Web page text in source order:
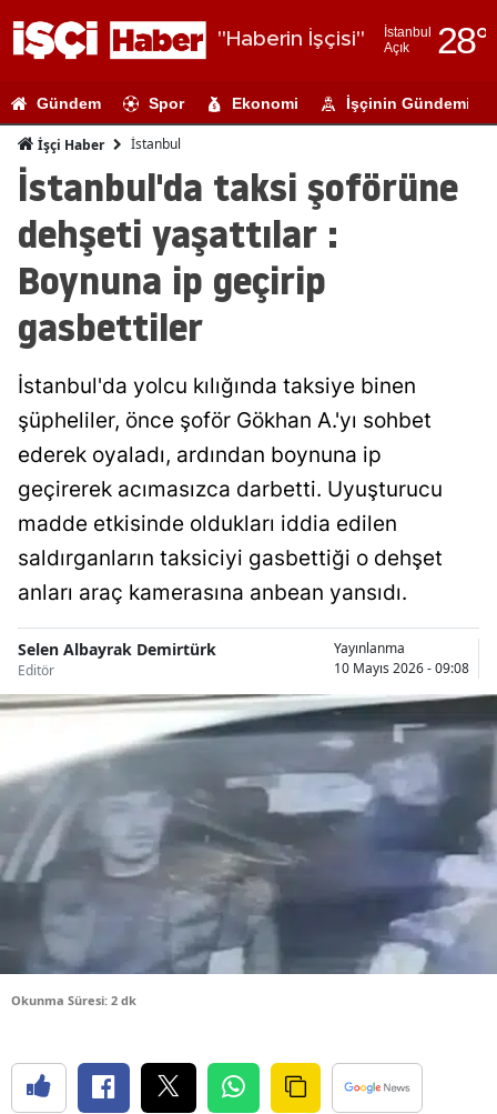
"Haberin İşçisi"
İstanbul
Açık
28°
Adıyaman
Ağrı
Artvin
Aydın
Bingöl
Bolu
Burdur
Bursa
Çanakkale
Çorum
Denizli
Diyarbakır
Elazığ
Gündem Spor Ekonomi İşçinin Gündemi
İşçi Haber İstanbul
İstanbul'da taksi şoförüne
dehşeti yaşattılar :
Boynuna ip geçirip
gasbettiler
İstanbul'da yolcu kılığında taksiye binen
şüpheliler, önce şoför Gökhan A.'yı sohbet
ederek oyaladı, ardından boynuna ip
geçirerek acımasızca darbetti. Uyuşturucu
madde etkisinde oldukları iddia edilen
saldırganların taksiciyi gasbettiği o dehşet
anları araç kamerasına anbean yansıdı.
Selen Albayrak Demirtürk
Editör
Yayınlanma
10 Mayıs 2026 - 09:08
Okunma Süresi: 2 dk